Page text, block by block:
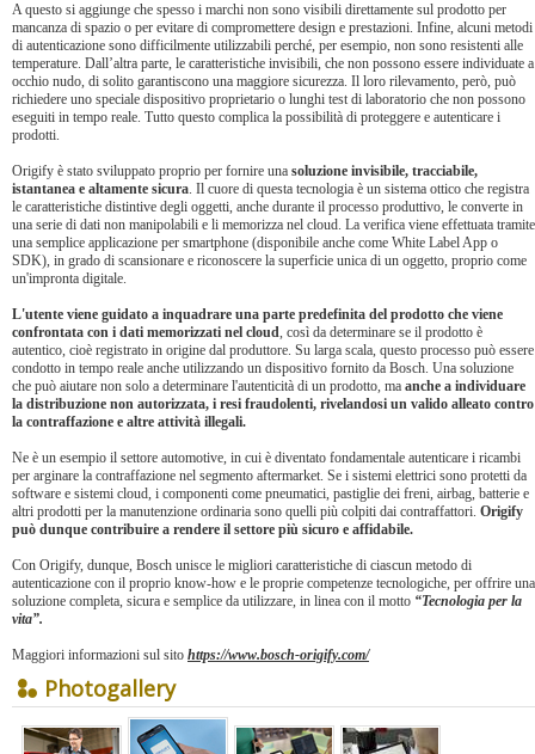
A questo si aggiunge che spesso i marchi non sono visibili direttamente sul prodotto per
mancanza di spazio o per evitare di compromettere design e prestazioni. Infine, alcuni metodi
di autenticazione sono difficilmente utilizzabili perché, per esempio, non sono resistenti alle
temperature. Dall’altra parte, le caratteristiche invisibili, che non possono essere individuate a
occhio nudo, di solito garantiscono una maggiore sicurezza. Il loro rilevamento, però, può
richiedere uno speciale dispositivo proprietario o lunghi test di laboratorio che non possono
eseguiti in tempo reale. Tutto questo complica la possibilità di proteggere e autenticare i
prodotti.
Origify è stato sviluppato proprio per fornire una soluzione invisibile, tracciabile,
istantanea e altamente sicura. Il cuore di questa tecnologia è un sistema ottico che registra
le caratteristiche distintive degli oggetti, anche durante il processo produttivo, le converte in
una serie di dati non manipolabili e li memorizza nel cloud. La verifica viene effettuata tramite
una semplice applicazione per smartphone (disponibile anche come White Label App o
SDK), in grado di scansionare e riconoscere la superficie unica di un oggetto, proprio come
un'impronta digitale.
L'utente viene guidato a inquadrare una parte predefinita del prodotto che viene
confrontata con i dati memorizzati nel cloud, così da determinare se il prodotto è
autentico, cioè registrato in origine dal produttore. Su larga scala, questo processo può essere
condotto in tempo reale anche utilizzando un dispositivo fornito da Bosch. Una soluzione
che può aiutare non solo a determinare l'autenticità di un prodotto, ma anche a individuare
la distribuzione non autorizzata, i resi fraudolenti, rivelandosi un valido alleato contro
la contraffazione e altre attività illegali.
Ne è un esempio il settore automotive, in cui è diventato fondamentale autenticare i ricambi
per arginare la contraffazione nel segmento aftermarket. Se i sistemi elettrici sono protetti da
software e sistemi cloud, i componenti come pneumatici, pastiglie dei freni, airbag, batterie e
altri prodotti per la manutenzione ordinaria sono quelli più colpiti dai contraffattori. Origify
può dunque contribuire a rendere il settore più sicuro e affidabile.
Con Origify, dunque, Bosch unisce le migliori caratteristiche di ciascun metodo di
autenticazione con il proprio know-how e le proprie competenze tecnologiche, per offrire una
soluzione completa, sicura e semplice da utilizzare, in linea con il motto “Tecnologia per la
vita”.
Maggiori informazioni sul sito https://www.bosch-origify.com/
Photogallery